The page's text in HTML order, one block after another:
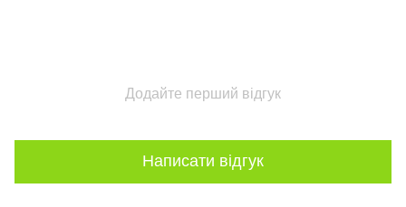
Додайте перший відгук
Написати відгук